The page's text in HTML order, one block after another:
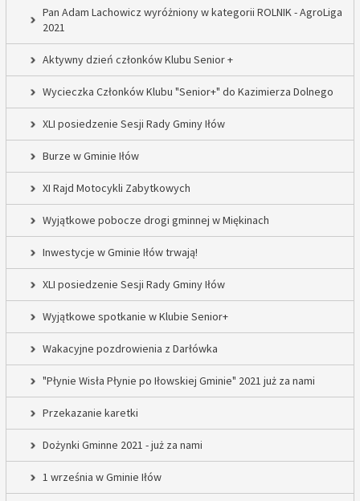
Pan Adam Lachowicz wyróżniony w kategorii ROLNIK - AgroLiga
2021
Aktywny dzień członków Klubu Senior +
Wycieczka Członków Klubu "Senior+" do Kazimierza Dolnego
XLI posiedzenie Sesji Rady Gminy Iłów
Burze w Gminie Iłów
XI Rajd Motocykli Zabytkowych
Wyjątkowe pobocze drogi gminnej w Miękinach
Inwestycje w Gminie Iłów trwają!
XLI posiedzenie Sesji Rady Gminy Iłów
Wyjątkowe spotkanie w Klubie Senior+
Wakacyjne pozdrowienia z Darłówka
"Płynie Wisła Płynie po Iłowskiej Gminie" 2021 już za nami
Przekazanie karetki
Dożynki Gminne 2021 - już za nami
1 września w Gminie Iłów